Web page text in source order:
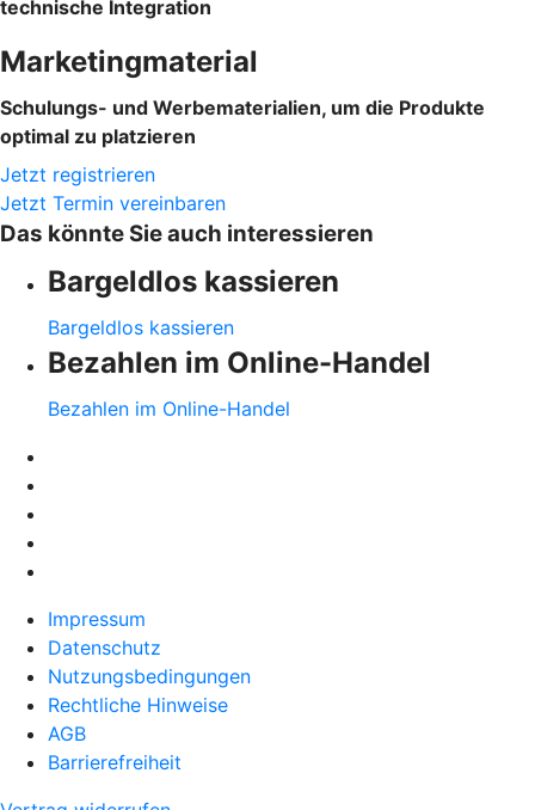
technische Integration
Marketingmaterial
Schulungs- und Werbematerialien, um die Produkte
optimal zu platzieren
Jetzt registrieren
Jetzt Termin vereinbaren
Das könnte Sie auch interessieren
Bargeldlos kassieren
Bargeldlos kassieren
Bezahlen im Online-Handel
Bezahlen im Online-Handel
Impressum
Datenschutz
Nutzungsbedingungen
Rechtliche Hinweise
AGB
Barrierefreiheit